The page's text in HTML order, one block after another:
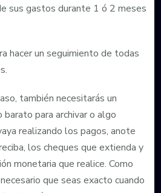
sus gastos durante 1 ó 2 meses
hacer un seguimiento de todas
también necesitarás un
para archivar o algo
realizando los pagos, anote
los cheques que extienda y
monetaria que realice. Como
que seas exacto cuando